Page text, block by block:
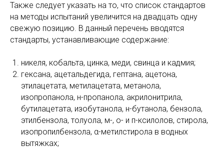
Также следует указать на то, что список стандартов
на методы испытаний увеличится на двадцать одну
свежую позицию. В данный перечень вводятся
стандарты, устанавливающие содержание:
никеля, кобальта, цинка, меди, свинца и кадмия;
гексана, ацетальдегида, гептана, ацетона,
этилацетата, метилацетата, метанола,
изопропанола, н-пропанола, акрилонитрила,
бутилацетата, изобутанола, н-бутанола, бензола,
этилбензола, толуола, м-, о- и п-ксилолов, стирола,
изопропилбензола, α-метилстирола в водных
вытяжках;